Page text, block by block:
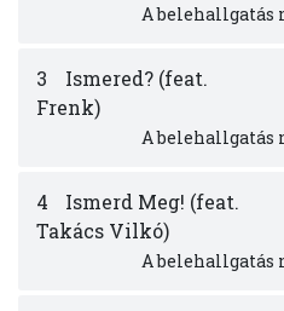
A belehallgatás
3
Ismered? (feat.
Frenk)
A belehallgatás
4
Ismerd Meg! (feat.
Takács Vilkó)
A belehallgatás